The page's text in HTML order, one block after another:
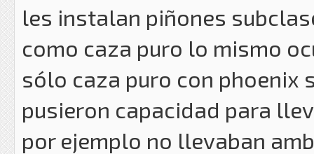
les instalan piñones
como caza puro lo mismo
sólo caza puro con phoenix
pusieron capacidad para
por ejemplo no llevaban